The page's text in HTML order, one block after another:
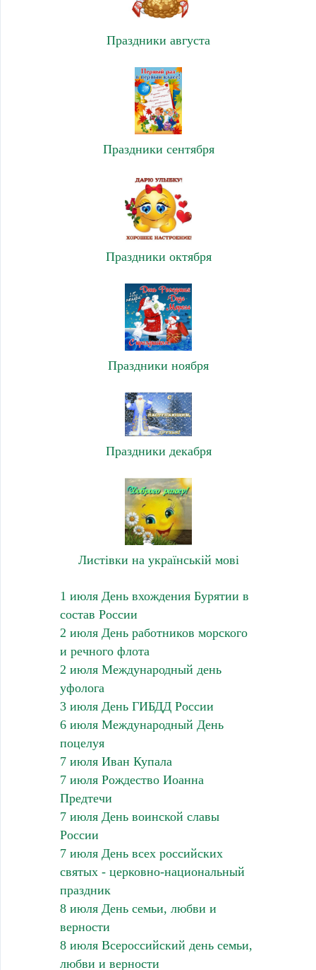
Праздники августа
Праздники сентября
Праздники октября
Праздники ноября
Праздники декабря
Листівки на українській мові
1 июля День вхождения Бурятии в
состав России
2 июля День работников морского
и речного флота
2 июля Международный день
уфолога
3 июля День ГИБДД России
6 июля Международный День
поцелуя
7 июля Иван Купала
7 июля Рождество Иоанна
Предтечи
7 июля День воинской славы
России
7 июля День всех российских
святых - церковно-национальный
праздник
8 июля День семьи, любви и
верности
8 июля Всероссийский день семьи,
любви и верности